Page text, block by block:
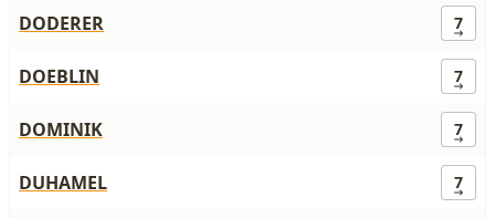
DODERER 7
DOEBLIN 7
DOMINIK 7
DUHAMEL 7